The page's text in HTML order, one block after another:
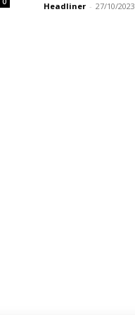
Headliner - 27/10/2023